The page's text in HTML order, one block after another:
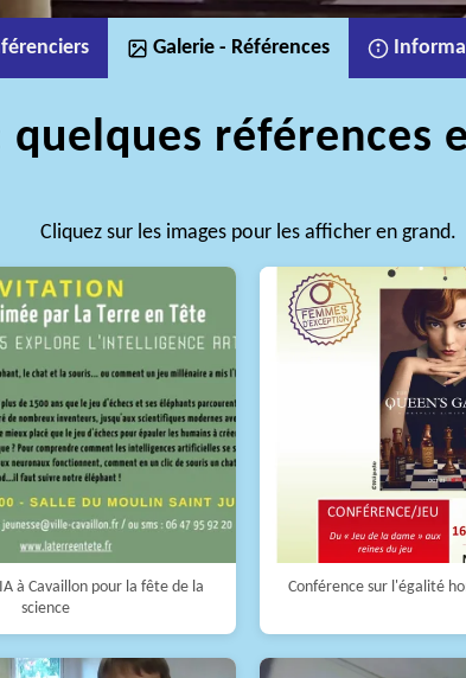
Galerie - Références
références
Cliquez sur les images pour les afficher en grand.
à Cavaillon pour la fête de la
science
Conférence sur l'égalité